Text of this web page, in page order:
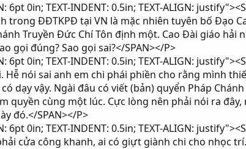
0in; TEXT-INDENT: 0.5in; TEXT-ALIGN:
trong ĐĐTKPĐ tại VN là mặc nhiên tuyên bố Đạo
Truyền Đức Chí Tôn định một. Cao Đài giáo hải
gọi đúng? Sao gọi sai?</SPAN></P>
0in; TEXT-INDENT: 0.5in; TEXT-ALIGN:
Hễ nói sai anh em chi phái phiền cho rằng mình
dạy vậy. Ngài đâu có viết (bản) quyển Pháp
quyền cùng một lúc. Cực lòng nên phải nói ra
đó.</SPAN></P>
0in; TEXT-INDENT: 0.5in; TEXT-ALIGN:
cửa công khanh, ai có giựt giành chi cho nhọc